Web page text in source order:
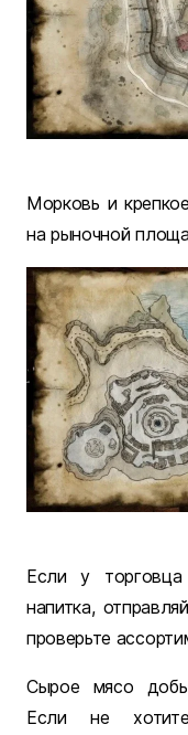
Морковь и
на рыночной
Если у
напитка,
проверьте
Сырое мясо
Если не